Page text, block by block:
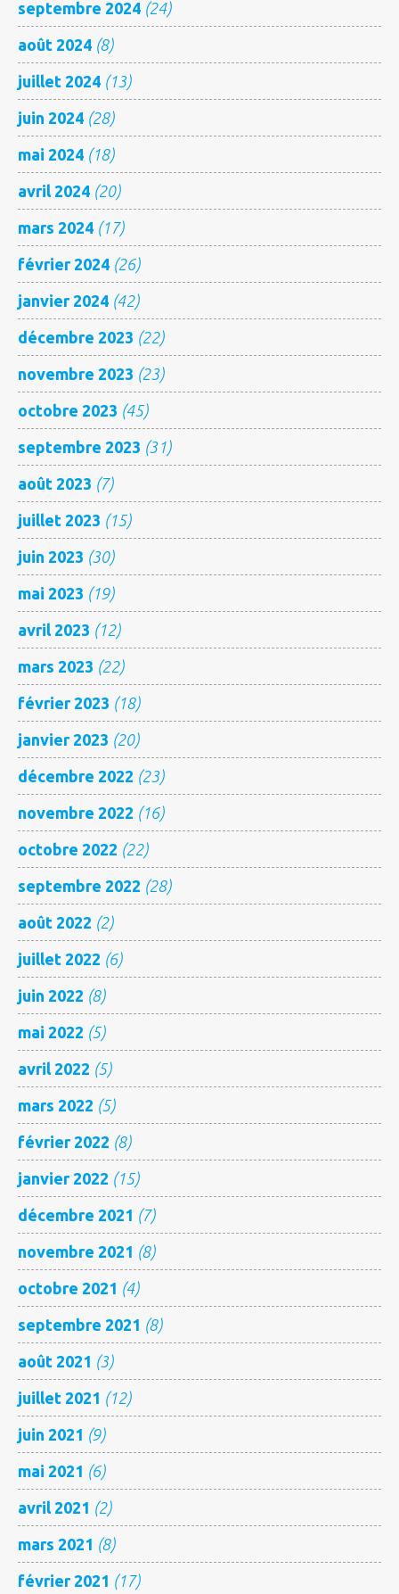
septembre 2024 (24)
août 2024 (8)
juillet 2024 (13)
juin 2024 (28)
mai 2024 (18)
avril 2024 (20)
mars 2024 (17)
février 2024 (26)
janvier 2024 (42)
décembre 2023 (22)
novembre 2023 (23)
octobre 2023 (45)
septembre 2023 (31)
août 2023 (7)
juillet 2023 (15)
juin 2023 (30)
mai 2023 (19)
avril 2023 (12)
mars 2023 (22)
février 2023 (18)
janvier 2023 (20)
décembre 2022 (23)
novembre 2022 (16)
octobre 2022 (22)
septembre 2022 (28)
août 2022 (2)
juillet 2022 (6)
juin 2022 (8)
mai 2022 (5)
avril 2022 (5)
mars 2022 (5)
février 2022 (8)
janvier 2022 (15)
décembre 2021 (7)
novembre 2021 (8)
octobre 2021 (4)
septembre 2021 (8)
août 2021 (3)
juillet 2021 (12)
juin 2021 (9)
mai 2021 (6)
avril 2021 (2)
mars 2021 (8)
février 2021 (17)